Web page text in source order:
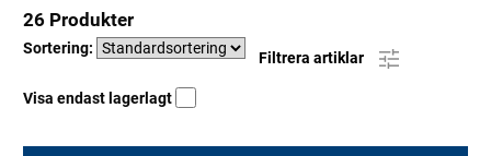
26 Produkter
Sortering:
Filtrera artiklar
Visa endast lagerlagt